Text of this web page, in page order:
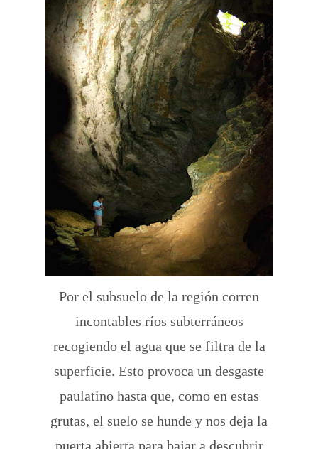
Por el subsuelo de la región corren
incontables ríos subterráneos
recogiendo el agua que se filtra de la
superficie. Esto provoca un desgaste
paulatino hasta que, como en estas
grutas, el suelo se hunde y nos deja la
puerta abierta para bajar a descubrir